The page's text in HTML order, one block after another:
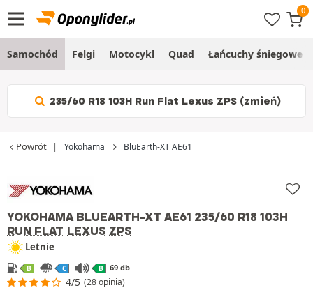
Samochód Felgi Motocykl Quad Łańcuchy śniegowe
235/60 R18 103H Run Flat Lexus ZPS (zmień)
Powrót Yokohama BluEarth-XT AE61
YOKOHAMA BLUEARTH-XT AE61 235/60 R18 103H
RUN FLAT LEXUS ZPS
Letnie
B C B 69 db
4/5 (28 opinia)